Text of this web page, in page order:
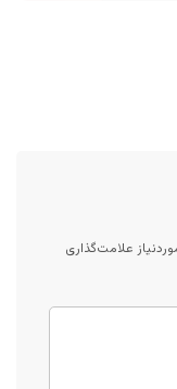
علامت‌گذاری